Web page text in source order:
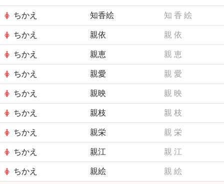
ちかえ 知香絵 知 香 絵
ちかえ 親依 親 依
ちかえ 親恵 親 恵
ちかえ 親愛 親 愛
ちかえ 親映 親 映
ちかえ 親枝 親 枝
ちかえ 親栄 親 栄
ちかえ 親江 親 江
ちかえ 親絵 親 絵